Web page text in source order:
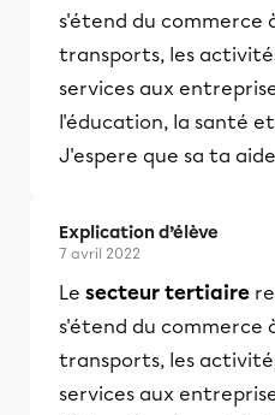
s'étend du commerce
transports, les
services aux
l'éducation, la santé
J'espere que sa ta
Explication d’élève
7 avril 2022
Le secteur tertiaire
s'étend du commerce
transports, les
services aux